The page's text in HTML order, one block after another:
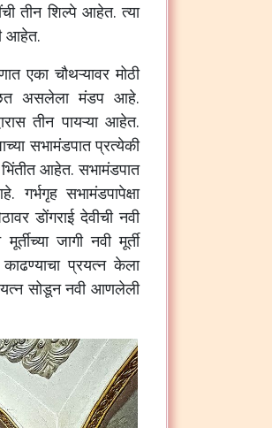
तीन शिल्पे आहेत.त्या
आहेत.
एका चौथऱ्यावर मोठी
असलेला मंडप आहे.
तीन पायऱ्या आहेत.
सभामंडपात प्रत्येकी
भिंतीत आहेत.सभामंडपात
.गर्भगृह सभामंडपापेक्षा
डोंगराई देवीची नवी
मूर्तीच्या जागी नवी मूर्ती
काढण्याचा प्रयत्न केला
सोडून नवी आणलेली